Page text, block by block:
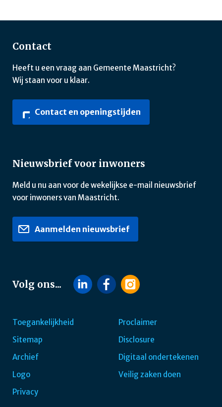
Contact
Heeft u een vraag aan Gemeente Maastricht?
Wij staan voor u klaar.
Contact en openingstijden
Nieuwsbrief voor inwoners
Meld u nu aan voor de wekelijkse e-mail nieuwsbrief
voor inwoners van Maastricht.
Aanmelden nieuwsbrief
Volg ons...
Footer
navigatie
Toegankelijkheid
Sitemap
Archief
Logo
Privacy
Proclaimer
Disclosure
Digitaal ondertekenen
Veilig zaken doen